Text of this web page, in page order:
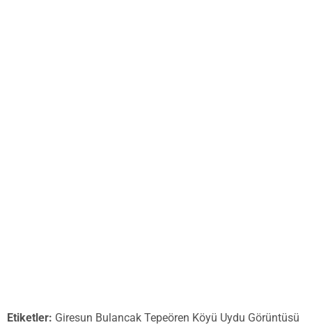
Etiketler: Giresun Bulancak Tepeören Köyü Uydu Görüntüsü